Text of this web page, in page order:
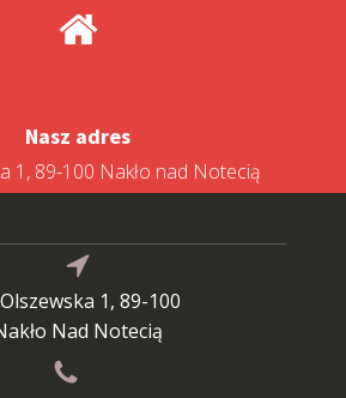
Nasz adres
1, 89-100 Nakło nad Notecią
1, 89-100
Nad Notecią